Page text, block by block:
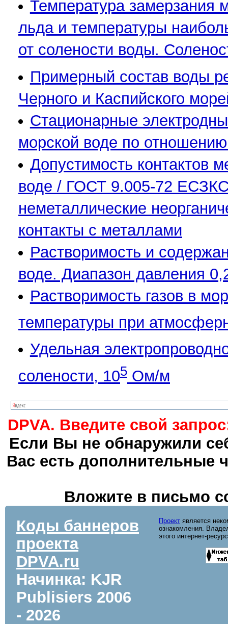
Температура замерзания
льда и температуры
от солености воды.
Примерный состав воды
Черного и Каспийского
Стационарные
морской воде по
Допустимость контактов
воде / ГОСТ 9.005-72
неметаллические
контакты с металлами
Растворимость и
воде. Диапазон давления
Растворимость газов в
температуры при
Удельная
солености, 105 Ом/м
DPVA. Введите свой
Если Вы не обнаружили
Вас есть дополнительные
Вложите в письмо
Коды баннеров
проекта
DPVA.ru
Начинка: KJR
Publisiers 2006
- 2026
Проект является
ознакомления.
этого интернет-